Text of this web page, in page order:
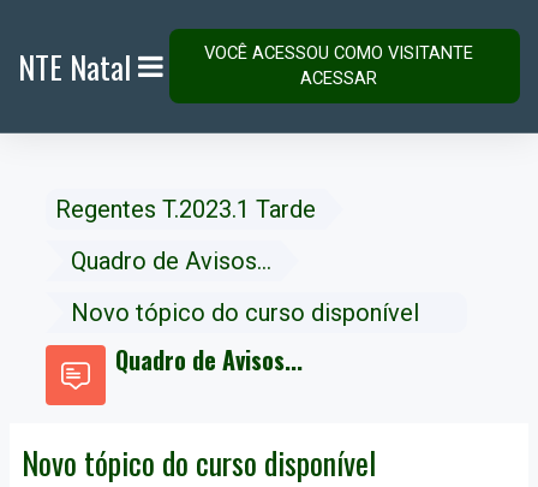
NTE Natal PAINEL LATERAL
VOCÊ ACESSOU COMO VISITANTE
ACESSAR
Regentes T.2023.1 Tarde
Quadro de Avisos...
Novo tópico do curso disponível
Quadro de Avisos...
Novo tópico do curso disponível